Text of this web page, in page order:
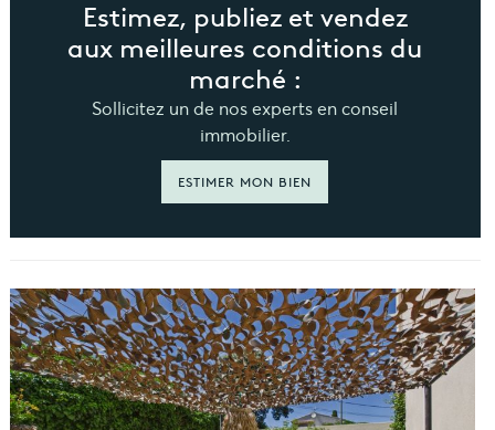
Estimez, publiez et vendez
aux meilleures conditions du
marché :
Sollicitez un de nos experts en conseil
immobilier.
ESTIMER MON BIEN